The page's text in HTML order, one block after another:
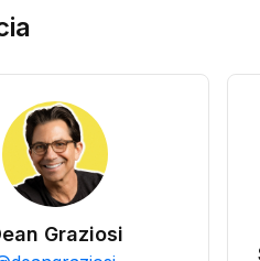
Graziosi